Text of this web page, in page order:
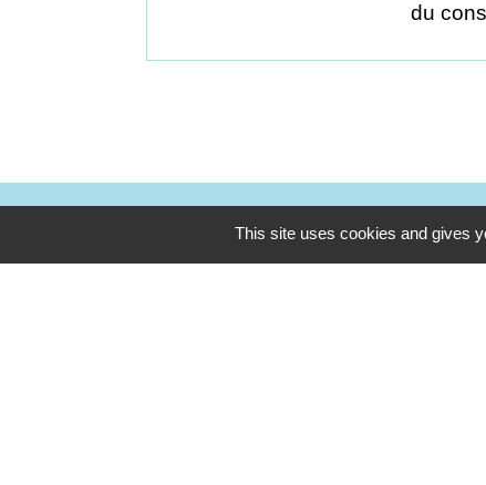
du
This site uses cookies and gives